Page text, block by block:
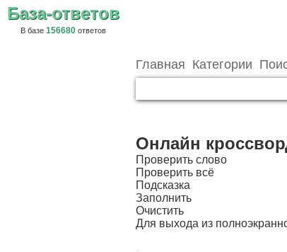
База-ответов
В базе 156680 ответов
Главная Категории
Онлайн
Проверить слово
Проверить всё
Подсказка
Заполнить
Очистить
Для выхода из